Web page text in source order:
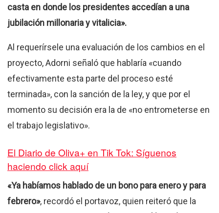
casta en donde los presidentes accedían a una
jubilación millonaria y vitalicia».
Al requerírsele una evaluación de los cambios en el
proyecto, Adorni señaló que hablaría «cuando
efectivamente esta parte del proceso esté
terminada», con la sanción de la ley, y que por el
momento su decisión era la de «no entrometerse en
el trabajo legislativo».
El Diario de Oliva+ en Tik Tok: Síguenos
haciendo click aquí
«Ya habíamos hablado de un bono para enero y para
febrero», recordó el portavoz, quien reiteró que la